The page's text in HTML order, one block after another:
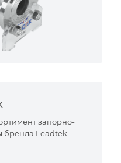
запорно-
бренда Leadtek